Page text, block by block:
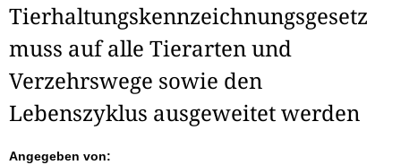
Tierhaltungskennzeichnungsgesetz
muss auf alle Tierarten und
Verzehrswege sowie den
Lebenszyklus ausgeweitet werden
Angegeben von: